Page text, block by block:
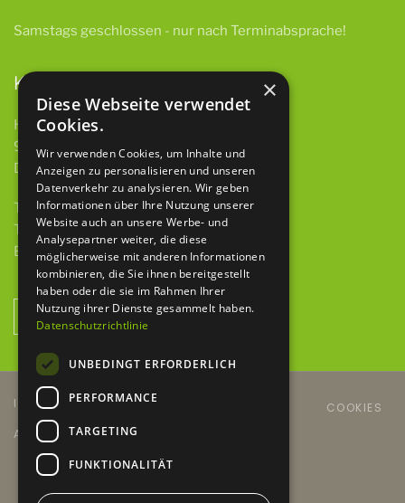
Samstags geschlossen - nur nach Terminabsprache!
Kontakt
HBH GmbH & Co. KG
97922 Lauda-Königshofen
Deubacher Str. 12
Telefon 09343 615 921-0
Telefax 09343 615 921-9
E-Mail info@baumaschinen-hbh.de
NEWSLETTER ANMELDUNG
IMPRESSUM DATENSCHUTZERKLÄRUNG
COOKIES
AGB´S
KONTAKT
×
Diese Webseite verwendet
Cookies.
Wir verwenden Cookies, um Inhalte und
Anzeigen zu personalisieren und unseren
Datenverkehr zu analysieren. Wir geben
Informationen über Ihre Nutzung unserer
Website auch an unsere Werbe- und
Analysepartner weiter, die diese
möglicherweise mit anderen Informationen
kombinieren, die Sie ihnen bereitgestellt
haben oder die sie im Rahmen Ihrer
Nutzung ihrer Dienste gesammelt haben.
Datenschutzrichtlinie
UNBEDINGT ERFORDERLICH
PERFORMANCE
TARGETING
FUNKTIONALITÄT